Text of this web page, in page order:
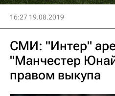
16:27 19.08.2019
СМИ: "Интер"
"Манчестер
правом выкупа